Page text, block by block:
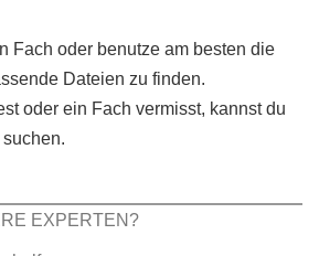
Fach oder benutze am besten die
Dateien zu finden.
oder ein Fach vermisst, kannst du
EXPERTEN?